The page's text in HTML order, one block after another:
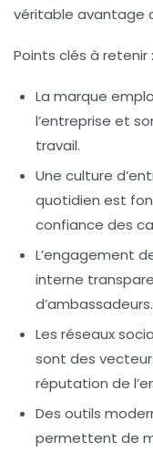
véritable avantage
Points clés à retenir :
La marque
l’entreprise et
travail.
Une culture
quotidien est
confiance des
L’engagement
interne
d’ambassadeurs.
Les réseaux
sont des
réputation de
Des outils
permettent de